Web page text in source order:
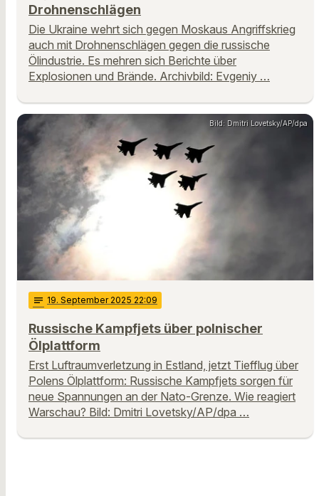
Drohnenschlägen
Die Ukraine wehrt sich gegen Moskaus Angriffskrieg
auch mit Drohnenschlägen gegen die russische
Ölindustrie. Es mehren sich Berichte über
Explosionen und Brände. Archivbild: Evgeniy …
Bild: Dmitri Lovetsky/AP/dpa
notes 19. September 2025 22:09
Russische Kampfjets über polnischer
Ölplattform
Erst Luftraumverletzung in Estland, jetzt Tiefflug über
Polens Ölplattform: Russische Kampfjets sorgen für
neue Spannungen an der Nato-Grenze. Wie reagiert
Warschau? Bild: Dmitri Lovetsky/AP/dpa …